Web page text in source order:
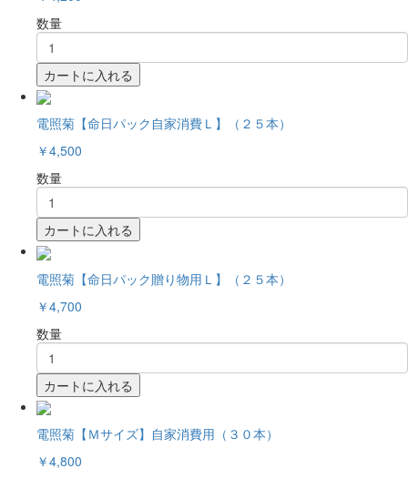
数量
カートに入れる
電照菊【命日パック自家消費Ｌ】（２５本）
￥4,500
数量
カートに入れる
電照菊【命日パック贈り物用Ｌ】（２５本）
￥4,700
数量
カートに入れる
電照菊【Ｍサイズ】自家消費用（３０本）
￥4,800